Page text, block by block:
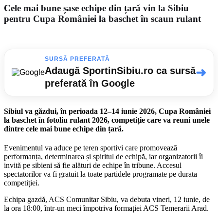
Cele mai bune șase echipe din țară vin la Sibiu
pentru Cupa României la baschet în scaun rulant
SURSĂ PREFERATĂ
Adaugă SportinSibiu.ro ca sursă
preferată în Google
➜
Sibiul va găzdui, în perioada 12–14 iunie 2026, Cupa României
la baschet în fotoliu rulant 2026, competiție care va reuni unele
dintre cele mai bune echipe din țară.
Evenimentul va aduce pe teren sportivi care promovează
performanța, determinarea și spiritul de echipă, iar organizatorii îi
invită pe sibieni să fie alături de echipe în tribune. Accesul
spectatorilor va fi gratuit la toate partidele programate pe durata
competiției.
Echipa gazdă, ACS Comunitar Sibiu, va debuta vineri, 12 iunie, de
la ora 18:00, într-un meci împotriva formației ACS Temerarii Arad.